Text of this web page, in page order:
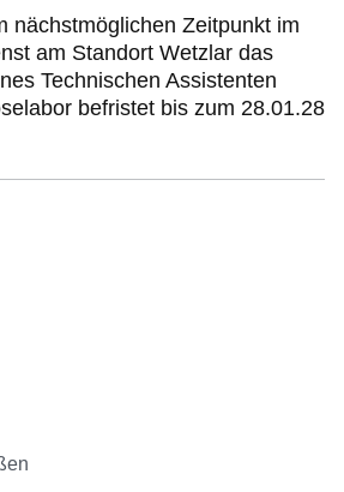
nächstmöglichen Zeitpunkt im
am Standort Wetzlar das
Technischen Assistenten
befristet bis zum 28.01.28